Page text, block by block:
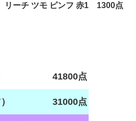
リーチ ツモ ピンフ 赤1 1300点
41800点
31000点